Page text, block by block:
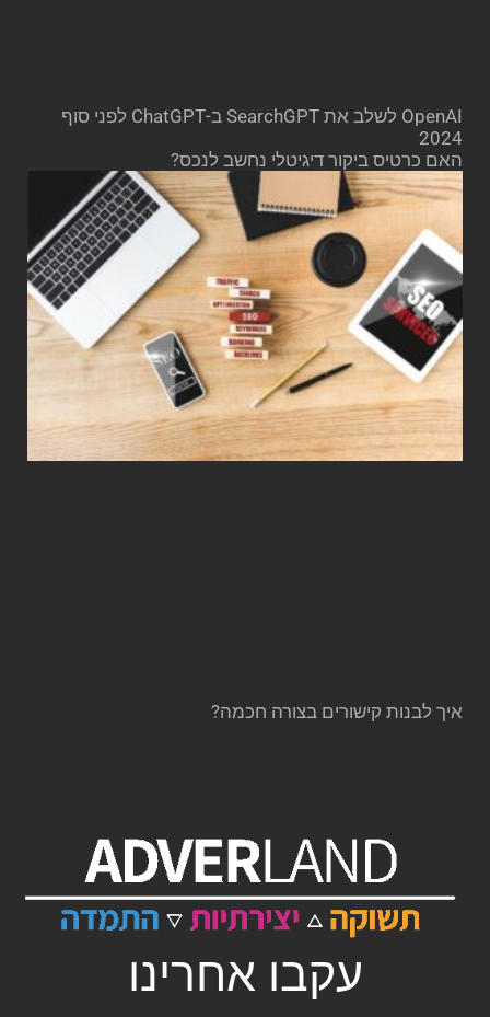
OpenAI לשלב את SearchGPT ב-ChatGPT לפני סוף
2024
האם כרטיס ביקור דיגיטלי נחשב לנכס?
איך לבנות קישורים בצורה חכמה?
עקבו אחרינו